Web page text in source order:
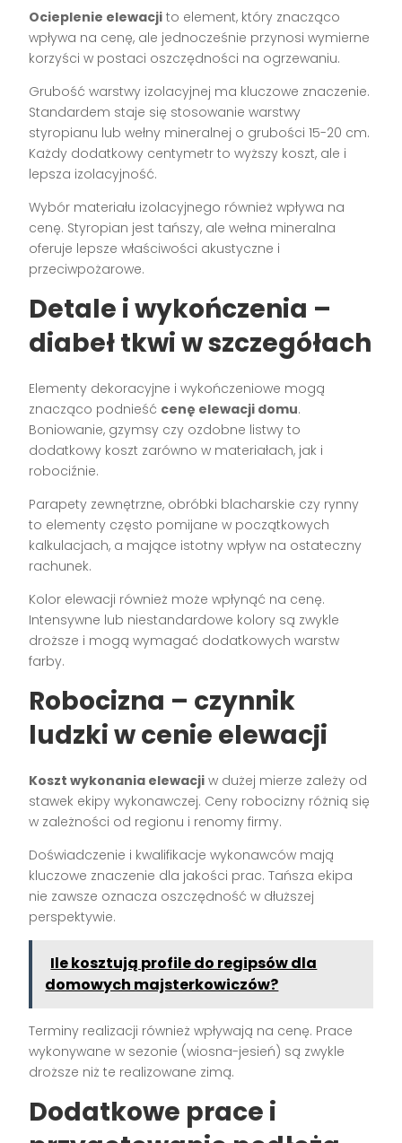
Ocieplenie elewacji to element, który znacząco
wpływa na cenę, ale jednocześnie przynosi wymierne
korzyści w postaci oszczędności na ogrzewaniu.
Grubość warstwy izolacyjnej ma kluczowe znaczenie.
Standardem staje się stosowanie warstwy
styropianu lub wełny mineralnej o grubości 15-20 cm.
Każdy dodatkowy centymetr to wyższy koszt, ale i
lepsza izolacyjność.
Wybór materiału izolacyjnego również wpływa na
cenę. Styropian jest tańszy, ale wełna mineralna
oferuje lepsze właściwości akustyczne i
przeciwpożarowe.
Detale i wykończenia –
diabeł tkwi w szczegółach
Elementy dekoracyjne i wykończeniowe mogą
znacząco podnieść cenę elewacji domu.
Boniowanie, gzymsy czy ozdobne listwy to
dodatkowy koszt zarówno w materiałach, jak i
robociźnie.
Parapety zewnętrzne, obróbki blacharskie czy rynny
to elementy często pomijane w początkowych
kalkulacjach, a mające istotny wpływ na ostateczny
rachunek.
Kolor elewacji również może wpłynąć na cenę.
Intensywne lub niestandardowe kolory są zwykle
droższe i mogą wymagać dodatkowych warstw
farby.
Robocizna – czynnik
ludzki w cenie elewacji
Koszt wykonania elewacji w dużej mierze zależy od
stawek ekipy wykonawczej. Ceny robocizny różnią się
w zależności od regionu i renomy firmy.
Doświadczenie i kwalifikacje wykonawców mają
kluczowe znaczenie dla jakości prac. Tańsza ekipa
nie zawsze oznacza oszczędność w dłuższej
perspektywie.
Ile kosztują profile do regipsów dla
domowych majsterkowiczów?
Terminy realizacji również wpływają na cenę. Prace
wykonywane w sezonie (wiosna-jesień) są zwykle
droższe niż te realizowane zimą.
Dodatkowe prace i